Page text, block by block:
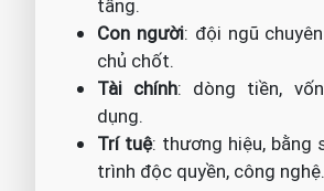
tầng.
Con người: đội ngũ
chủ chốt.
Tài chính: dòng tiền,
dụng.
Trí tuệ: thương hiệu, bằng
trình độc quyền, công nghệ.